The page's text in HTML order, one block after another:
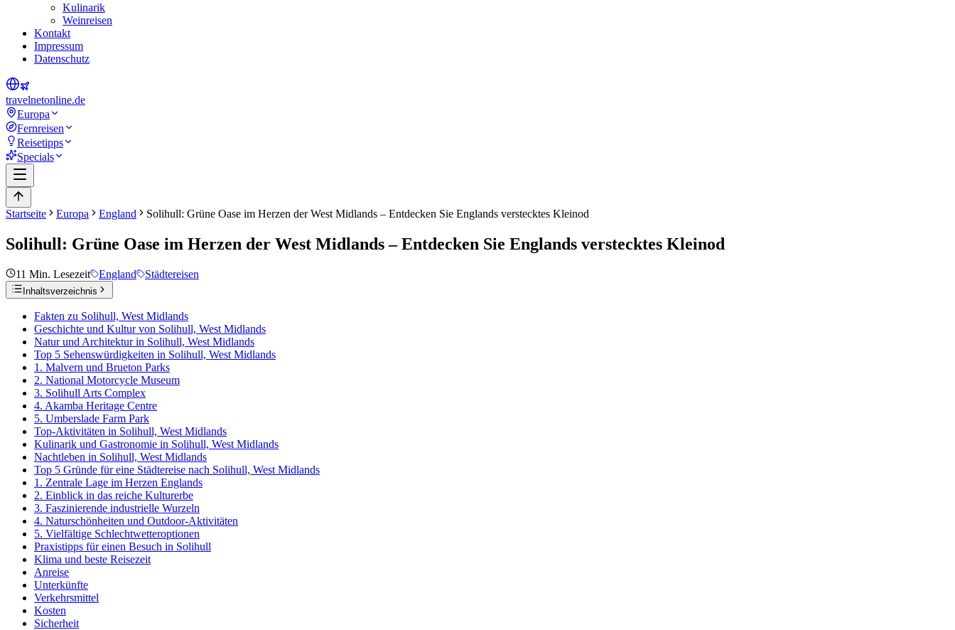
Kulinarik
Weinreisen
Kontakt
Impressum
Datenschutz
travelnetonline.de
Europa
Fernreisen
Reisetipps
Specials
Startseite Europa England Solihull: Grüne Oase im Herzen der West Midlands – Entdecken Sie Englands verstecktes Kleinod
Solihull: Grüne Oase im Herzen der West Midlands – Entdecken Sie Englands verstecktes Kleinod
11 Min. Lesezeit England Städtereisen
Inhaltsverzeichnis
Fakten zu Solihull, West Midlands
Geschichte und Kultur von Solihull, West Midlands
Natur und Architektur in Solihull, West Midlands
Top 5 Sehenswürdigkeiten in Solihull, West Midlands
1. Malvern und Brueton Parks
2. National Motorcycle Museum
3. Solihull Arts Complex
4. Akamba Heritage Centre
5. Umberslade Farm Park
Top-Aktivitäten in Solihull, West Midlands
Kulinarik und Gastronomie in Solihull, West Midlands
Nachtleben in Solihull, West Midlands
Top 5 Gründe für eine Städtereise nach Solihull, West Midlands
1. Zentrale Lage im Herzen Englands
2. Einblick in das reiche Kulturerbe
3. Faszinierende industrielle Wurzeln
4. Naturschönheiten und Outdoor-Aktivitäten
5. Vielfältige Schlechtwetteroptionen
Praxistipps für einen Besuch in Solihull
Klima und beste Reisezeit
Anreise
Unterkünfte
Verkehrsmittel
Kosten
Sicherheit